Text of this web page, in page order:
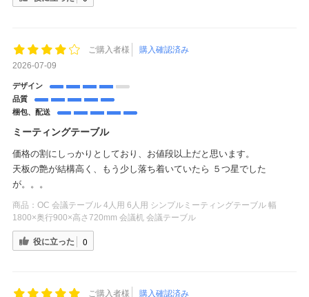
ご購入者様
購入確認済み
2026-07-09
デザイン
品質
梱包、配送
ミーティングテーブル
価格の割にしっかりとしており、お値段以上だと思います。
天板の艶が結構高く、もう少し落ち着いていたら ５つ星でした
が。。。
商品： OC 会議テーブル 4人用 6人用 シンプルミーティングテーブル 幅
1800×奥行900×高さ720mm 会議机 会議テーブル
役に立った 0
ご購入者様
購入確認済み